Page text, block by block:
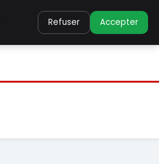
Refuser Accepter